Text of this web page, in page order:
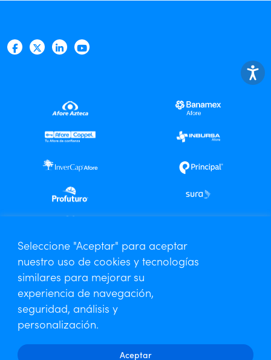
Seleccione "Aceptar" para aceptar
nuestro uso de cookies y tecnologías
similares para mejorar su
experiencia de navegación,
seguridad, análisis y
personalización.
Aceptar
Centro de Análisis Especializado
Contáctanos
Aviso de Privacidad